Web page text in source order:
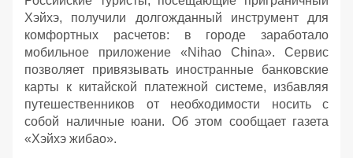
Хэйхэ, получили долгожданный инструмент для
комфортных расчетов: в городе заработало
мобильное приложение «Nihao China». Сервис
позволяет привязывать иностранные банковские
карты к китайской платежной системе, избавляя
путешественников от необходимости носить с
собой наличные юани. Об этом сообщает газета
«Хэйхэ жибао».